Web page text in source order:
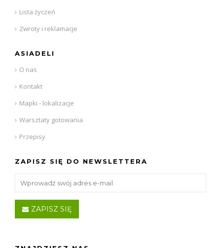
Lista życzeń
Zwroty i reklamacje
ASIADELI
O nas
Kontakt
Mapki - lokalizacje
Warsztaty gotowania
Przepisy
ZAPISZ SIĘ DO NEWSLETTERA
ZAPISZ SIĘ